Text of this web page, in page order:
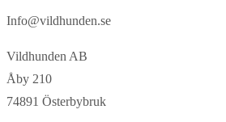
Info@vildhunden.se
Vildhunden AB
Åby 210
74891 Österbybruk